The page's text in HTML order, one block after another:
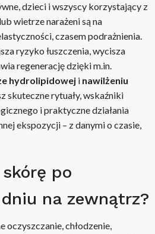
dzieci i wszyscy korzystający z
wietrze narażeni są na
czasem podrażnienia.
ryzyko łuszczenia, wycisza
regenerację dzięki m.in.
hydrolipidowej i nawilżeniu
skuteczne rytuały, wskaźniki
i praktyczne działania
ekspozycji – z danymi o czasie,
po
na zewnątrz?
oczyszczanie, chłodzenie,